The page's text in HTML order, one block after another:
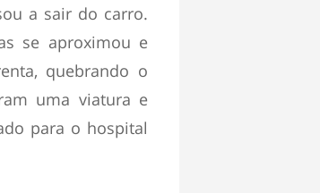
a sair do carro.
se aproximou e
quebrando o
uma viatura e
para o hospital